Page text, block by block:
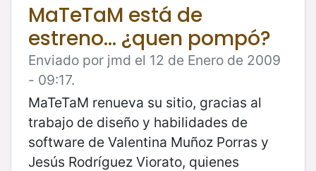
MaTeTaM está de
estreno... ¿quen pompó?
Enviado por jmd el 12 de Enero de 2009
- 09:17.
MaTeTaM renueva su sitio, gracias al
trabajo de diseño y habilidades de
software de Valentina Muñoz Porras y
Jesús Rodríguez Viorato, quienes